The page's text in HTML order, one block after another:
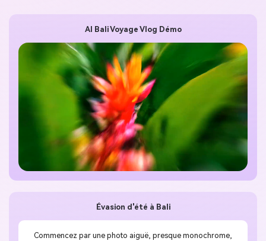
Évasion d'été à Bali
Commencez par une photo aiguë, presque monochrome,
AI Bali Voyage Vlog Démo